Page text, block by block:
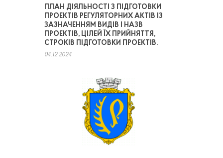
ПЛАН ДІЯЛЬНОСТІ З ПІДГОТОВКИ
ПРОЕКТІВ РЕГУЛЯТОРНИХ АКТІВ ІЗ
ЗАЗНАЧЕННЯМ ВИДІВ І НАЗВ
ПРОЕКТІВ, ЦІЛЕЙ ЇХ ПРИЙНЯТТЯ,
СТРОКІВ ПІДГОТОВКИ ПРОЕКТІВ.
04.12.2024